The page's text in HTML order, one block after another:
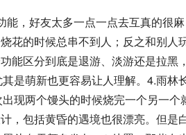
，好友太多一点一点去互真的很麻
花的时候总串不到人；反之和别人
能区分到底是退游、淡游还是拉黑，
是萌新也更容易让人理解。4.雨林
现两个馒头的时候烧完一个另一个
，包括黄昏的遇境也很漂亮。但是